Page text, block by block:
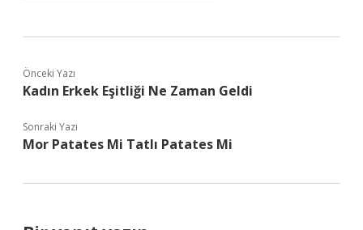
Önceki Yazı
Kadın Erkek Eşitliği Ne Zaman Geldi
Sonraki Yazı
Mor Patates Mi Tatlı Patates Mi